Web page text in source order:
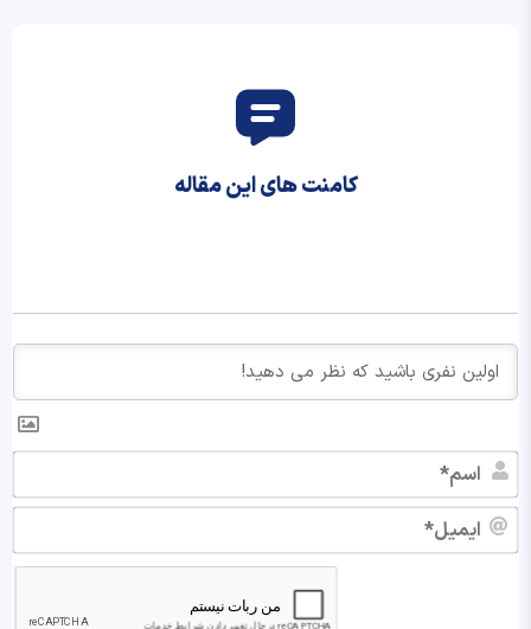
کامنت های این مقاله